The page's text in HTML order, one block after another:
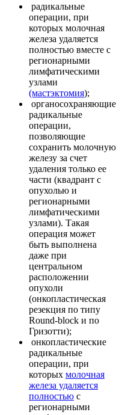
радикальные
операции, при
которых молочная
железа удаляется
полностью вместе с
регионарными
лимфатическими
узлами
(мастэктомия);
органосохраняющие
радикальные
операции,
позволяющие
сохранить молочную
железу за счет
удаления только ее
части (квадрант с
опухолью и
регионарными
лимфатическими
узлами). Такая
операция может
быть выполнена
даже при
центральном
расположении
опухоли
(онкопластическая
резекция по типу
Round-block и по
Гризотти);
онкопластические
радикальные
операции, при
которых молочная
железа удаляется
полностью с
регионарными